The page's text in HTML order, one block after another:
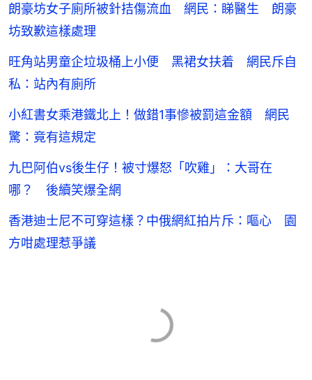
朗豪坊女子廁所被針拮傷流血 網民：睇醫生 朗豪
坊致歉這樣處理
旺角站男童企垃圾桶上小便 黑裙女扶着 網民斥自
私：站內有廁所
小紅書女乘港鐵北上！做錯1事慘被罰這金額 網民
驚：竟有這規定
九巴阿伯vs後生仔！被寸爆怒「吹雞」：大哥在
哪？ 後續笑爆全網
香港迪士尼不可穿這樣？中俄網紅拍片斥：嘔心 園
方咁處理惹爭議